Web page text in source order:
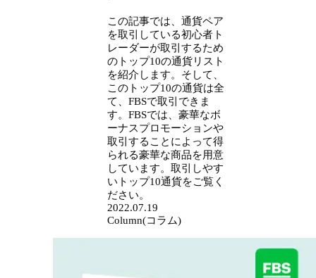
この記事では、通貨ペア
を取引している初心者ト
レーダーが取引するため
のトップ10の通貨リスト
を紹介します。そして、
このトップ10の通貨は全
て、FBSで取引できま
す。FBSでは、豪華なボ
ーナスプロモーションや
取引することによって得
られる豪華な商品を用意
しています。取引しやす
いトップ10通貨をご覧く
ださい。
2022.07.19
Column(コラム)